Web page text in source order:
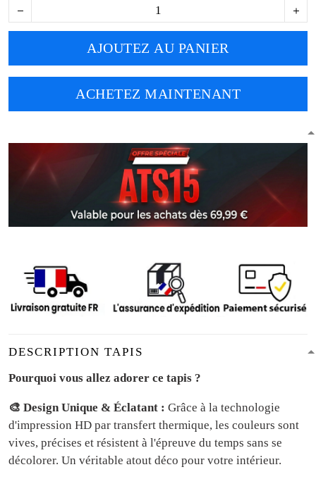
AJOUTEZ AU PANIER
ACHETEZ MAINTENANT
DESCRIPTION TAPIS
Pourquoi vous allez adorer ce tapis ?
🎨 Design Unique & Éclatant : Grâce à la technologie
d'impression HD par transfert thermique, les couleurs sont
vives, précises et résistent à l'épreuve du temps sans se
décolorer. Un véritable atout déco pour votre intérieur.